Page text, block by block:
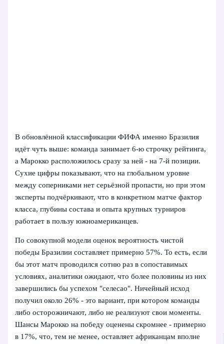
В обновлённой классификации ФИФА именно Бразилия
идёт чуть выше: команда занимает 6-ю строчку рейтинга,
а Марокко расположилось сразу за ней - на 7-й позиции.
Сухие цифры показывают, что на глобальном уровне
между соперниками нет серьёзной пропасти, но при этом
эксперты подчёркивают, что в конкретном матче фактор
класса, глубины состава и опыта крупных турниров
работает в пользу южноамериканцев.
По совокупной модели оценок вероятность чистой
победы Бразилии составляет примерно 57%. То есть, если
бы этот матч проводился сотню раз в сопоставимых
условиях, аналитики ожидают, что более половины из них
завершились бы успехом "селесао". Ничейный исход
получил около 26% - это вариант, при котором команды
либо осторожничают, либо не реализуют свои моменты.
Шансы Марокко на победу оценены скромнее - примерно
в 17%, что, тем не менее, оставляет африканцам вполне